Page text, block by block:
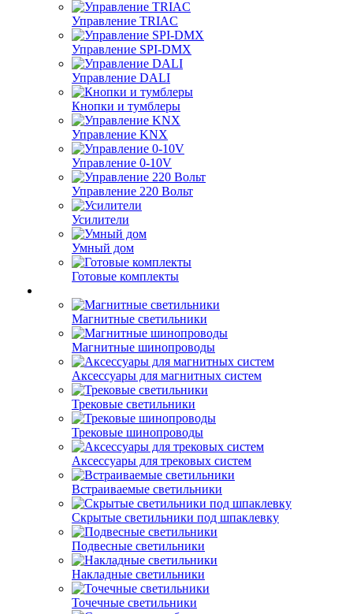
Управление TRIAC
Управление SPI-DMX
Управление DALI
Кнопки и тумблеры
Управление KNX
Управление 0-10V
Управление 220 Вольт
Усилители
Умный дом
Готовые комплекты
Магнитные светильники
Магнитные шинопроводы
Аксессуары для магнитных систем
Трековые светильники
Трековые шинопроводы
Аксессуары для трековых систем
Встраиваемые светильники
Скрытые светильники под шпаклевку
Подвесные светильники
Накладные светильники
Точечные светильники